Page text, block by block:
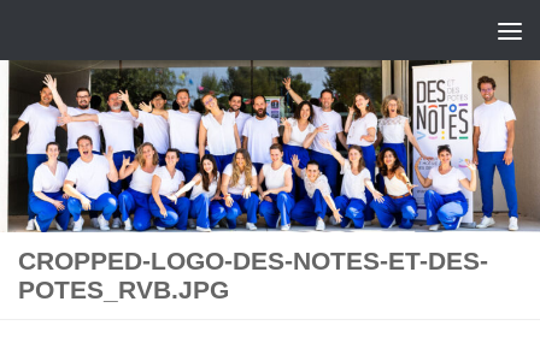
CROPPED-LOGO-DES-NOTES-ET-DES-
POTES_RVB.JPG